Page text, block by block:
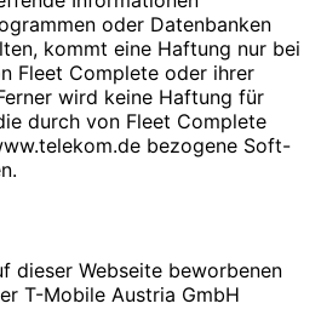
oder Datenbanken
kommt eine Haftung nur bei
Fleet Complete oder ihrer
wird keine Haftung für
durch von Fleet Complete
bezogene Soft-
dieser Webseite beworbenen
T-Mobile Austria GmbH